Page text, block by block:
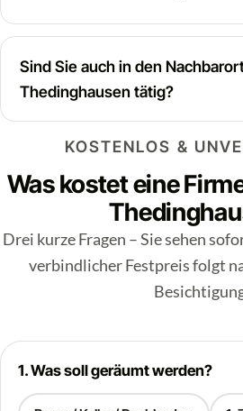
Sind Sie auch in den
Thedinghausen tätig?
KOSTENLOS &
Was kostet eine
Drei kurze Fragen – Sie sehen
verbindlicher Festpreis folgt
1. Was soll geräumt werden?